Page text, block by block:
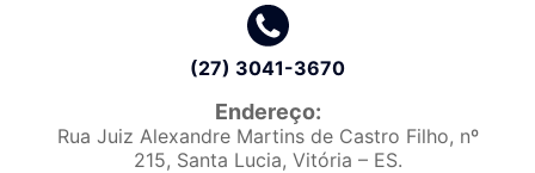
(27) 3041-3670
Endereço:
Rua Juiz Alexandre Martins de Castro Filho, nº
215, Santa Lucia, Vitória – ES.